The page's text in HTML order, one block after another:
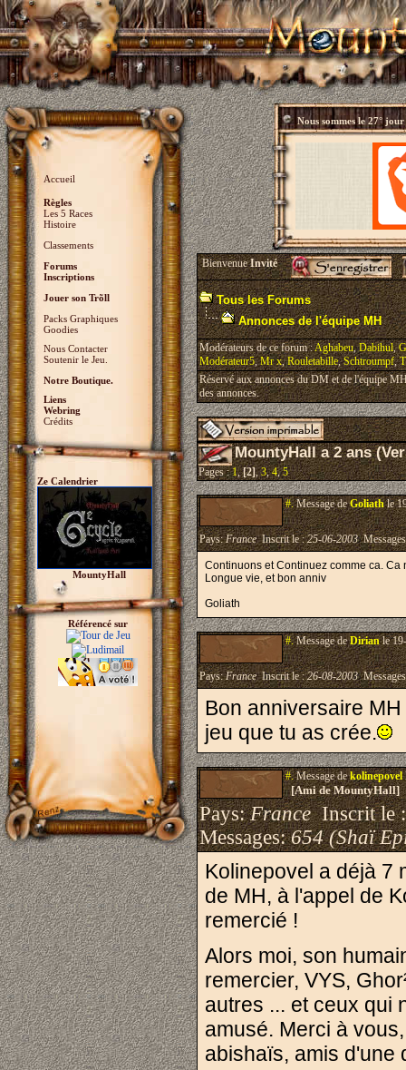
Accueil
Règles
Les 5 Races
Histoire
Classements
Forums
Inscriptions
Jouer son Trõll
Packs Graphiques
Goodies
Nous Contacter
Soutenir le Jeu.
Notre Boutique.
Liens
Webring
Crédits
Ze Calendrier
MountyHall
Référencé sur
Nous sommes le27° jour
BienvenueInvité
Tous les Forums
Annonces de l'équipe MH
Modérateurs de ce forum :Aghabeu,Dabihul,
Modérateur5,Mr x,Rouletabille,Schtroumpf,
Réservé aux annonces du DM et de l'équipe
des annonces.
MountyHall a 2 ans
Pages :1,[2],3,4,5
#.Message deGoliathle
Pays:FranceInscrit le :25-06-2003
Continuons et Continuez comme ca. Ca
Longue vie, et bon anniv
Goliath
#.Message deDirianle
Pays:FranceInscrit le :26-08-2003
Bon anniversaire
jeu que tu as crée.
#.Message dekolinepovel
[Ami de MountyHall]
Pays:FranceInscrit le
Messages:654 (Shaï
Kolinepovel a déjà 7
de MH, à l'appel de
remercié !
Alors moi, son
remercier, VYS,
autres ... et ceux qui
amusé. Merci à
abishaïs, amis d'une